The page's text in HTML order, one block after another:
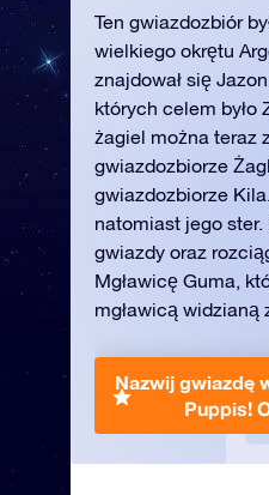
Ten gwiazdozbiór
wielkiego okrętu
znajdował się
których celem było
żagiel można teraz
gwiazdozbiorze
gwiazdozbiorze
natomiast jego ster.
gwiazdy oraz
Mgławicę Guma,
mgławicą widzianą
Nazwij gwiazdę
Puppis!